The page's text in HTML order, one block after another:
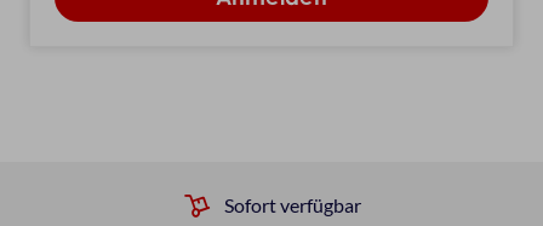
Sofort verfügbar